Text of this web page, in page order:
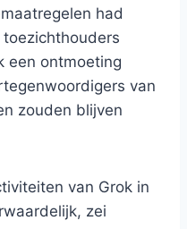
had
een ontmoeting
van
zouden blijven
van Grok in
zei